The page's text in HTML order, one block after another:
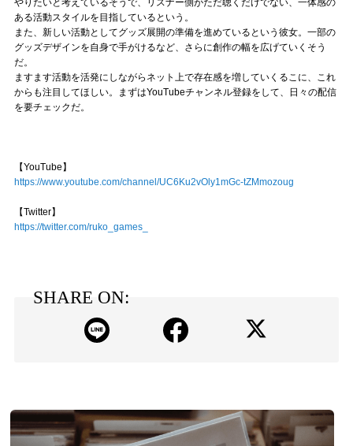
やりたいと考えているそうで、リスナー側がただ聴くだけでない、一体感の
ある活動スタイルを目指しているという。
また、新しい活動としてグッズ展開の準備を進めているという彼女。一部の
グッズデザインを自身で手がけるなど、さらに創作の幅を広げていくそう
だ。
ますます活動を活発にしながらネット上で存在感を増していくるこに、これ
からも注目してほしい。まずはYouTubeチャンネル登録をして、日々の配信
を要チェックだ。
【YouTube】
https://www.youtube.com/channel/UC6Ku2vOly1mGc-tZMmozoug
【Twitter】
https://twitter.com/ruko_games_
SHARE ON: